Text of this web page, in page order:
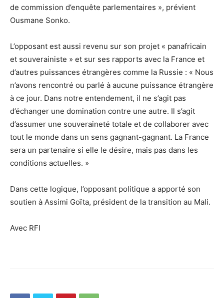
de commission d’enquête parlementaires », prévient
Ousmane Sonko.
L’opposant est aussi revenu sur son projet « panafricain
et souverainiste » et sur ses rapports avec la France et
d’autres puissances étrangères comme la Russie : « Nous
n’avons rencontré ou parlé à aucune puissance étrangère
à ce jour. Dans notre entendement, il ne s’agit pas
d’échanger une domination contre une autre. Il s’agit
d’assumer une souveraineté totale et de collaborer avec
tout le monde dans un sens gagnant-gagnant. La France
sera un partenaire si elle le désire, mais pas dans les
conditions actuelles. »
Dans cette logique, l’opposant politique a apporté son
soutien à Assimi Goïta, président de la transition au Mali.
Avec RFI